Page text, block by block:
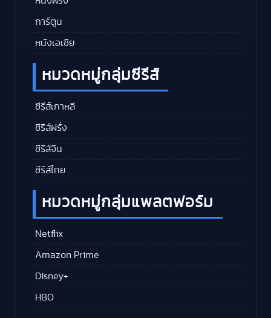
การ์ตูน
หนังเอเชีย
หมวดหมู่กลุ่มซีรีส์
ซีรีส์เกาหลี
ซีรีส์ฝรั่ง
ซีรีส์จีน
ซีรีส์ไทย
หมวดหมู่กลุ่มแพลตฟอร์ม
Netflix
Amazon Prime
Disney+
HBO